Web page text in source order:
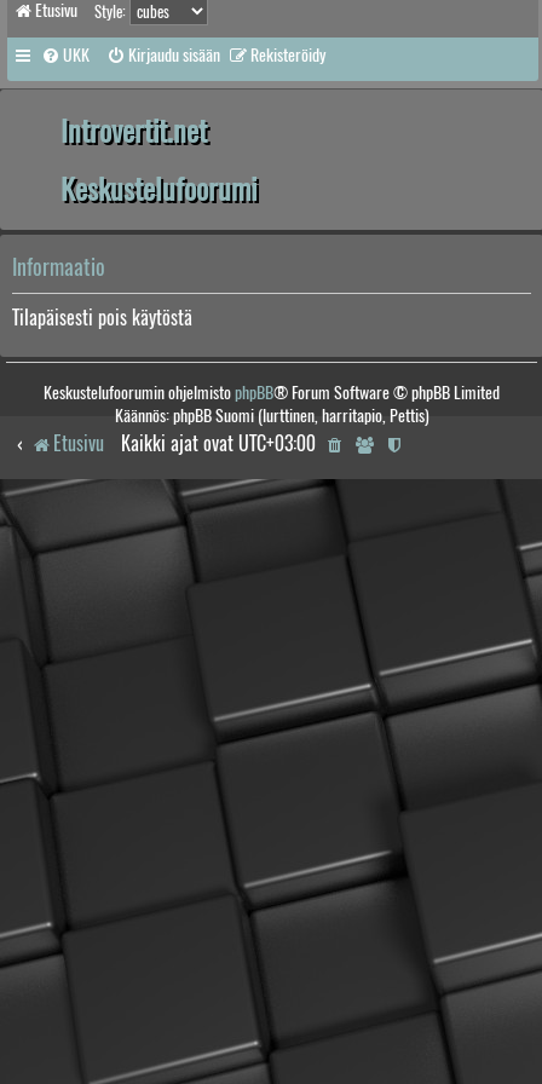
Etusivu Style:
UKK Kirjaudu sisään Rekisteröidy
Introvertit.net
Keskustelufoorumi
Informaatio
Tilapäisesti pois käytöstä
Keskustelufoorumin ohjelmistophpBB® Forum Software © phpBB Limited
Käännös: phpBB Suomi (lurttinen, harritapio, Pettis)
Etusivu Kaikki ajat ovat UTC+03:00